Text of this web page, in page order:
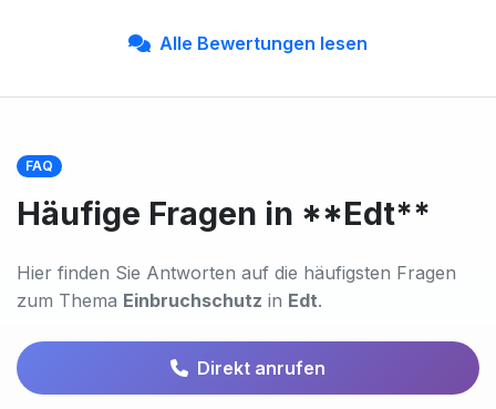
Alle Bewertungen lesen
FAQ
Häufige Fragen in **Edt**
Hier finden Sie Antworten auf die häufigsten Fragen
zum Thema Einbruchschutz in Edt.
Direkt anrufen